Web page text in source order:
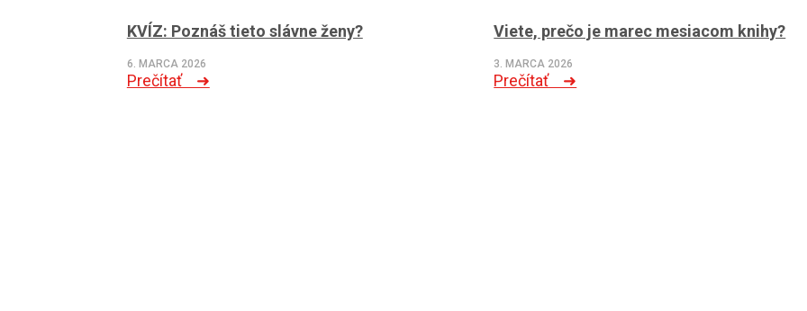
KVÍZ: Poznáš tieto slávne ženy?
6. MARCA 2026
Prečítať ➜
Viete, prečo je marec mesiacom knihy?
3. MARCA 2026
Prečítať ➜